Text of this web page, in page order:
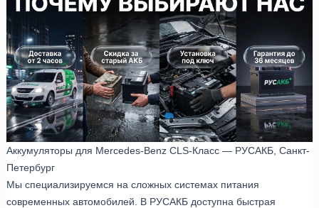
Аккумуляторы для Mercedes-Benz CLS-Класс — РУСАКБ, Санкт-
Петербург
Мы специализируемся на сложных системах питания
современных автомобилей. В РУСАКБ доступна быстрая